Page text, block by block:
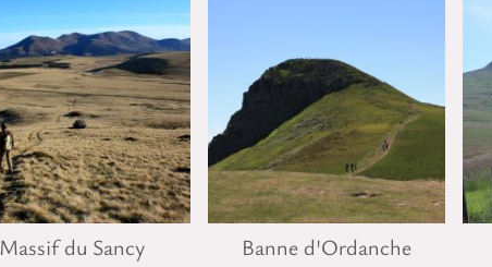
Massif du Sancy Banne d'Ordanche